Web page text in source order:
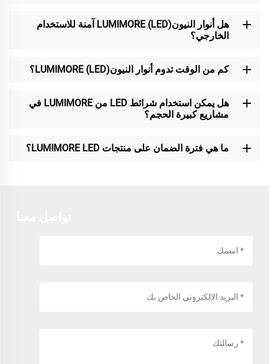
هل أنوار النيون(LED) LUMIMORE آمنة للاستخدام
الخارجي؟
كم من الوقت تدوم أنوار النيون(LED) LUMIMORE؟
هل يمكن استخدام شرائط LED من LUMIMORE في
مشاريع كبيرة الحجم؟
ما هي فترة الضمان على منتجات LUMIMORE LED؟